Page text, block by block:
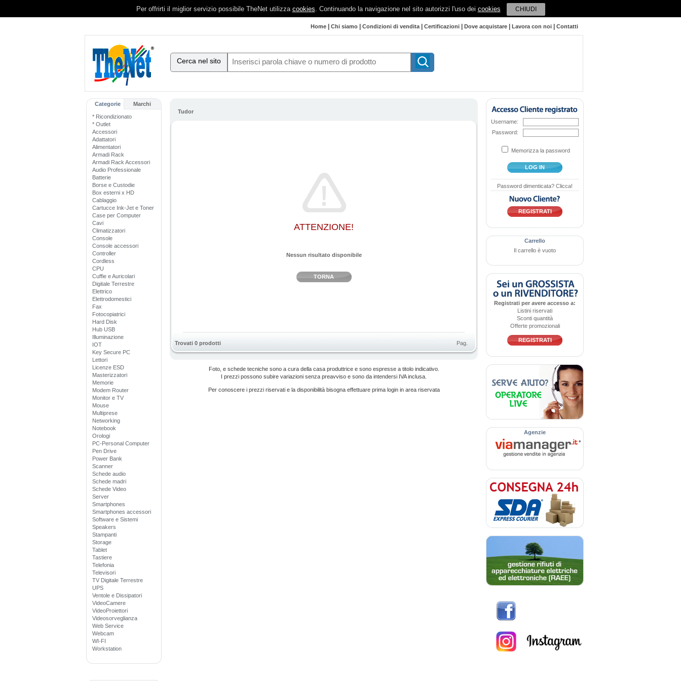
Per offrirti il miglior servizio possibile TheNet utilizza cookies. Continuando la navigazione nel sito autorizzi l'uso dei cookies CHIUDI
Home Chi siamo Condizioni di vendita| Certificazioni Dove acquistare Lavora con noi Contatti
Cerca nel sito
Categorie Marchi
* Ricondizionato
* Outlet
Accessori
Adattatori
Alimentatori
Armadi Rack
Armadi Rack Accessori
Audio Professionale
Batterie
Borse e Custodie
Box esterni x HD
Cablaggio
Cartucce Ink-Jet e Toner
Case per Computer
Cavi
Climatizzatori
Console
Console accessori
Controller
Cordless
CPU
Cuffie e Auricolari
Digitale Terrestre
Elettrico
Elettrodomestici
Fax
Fotocopiatrici
Hard Disk
Hub USB
Illuminazione
IOT
Key Secure PC
Lettori
Licenze ESD
Masterizzatori
Memorie
Modem Router
Monitor e TV
Mouse
Multiprese
Networking
Notebook
Orologi
PC-Personal Computer
Pen Drive
Power Bank
Scanner
Schede audio
Schede madri
Schede Video
Server
Smartphones
Smartphones accessori
Software e Sistemi
Speakers
Stampanti
Storage
Tablet
Tastiere
Telefonia
Televisori
TV Digitale Terrestre
UPS
Ventole e Dissipatori
VideoCamere
VideoProiettori
Videosorveglianza
Web Service
Webcam
WI-FI
Workstation
Tudor
ATTENZIONE!
Nessun risultato disponibile
TORNA
Trovati 0 prodotti Pag.
Foto, e schede tecniche sono a cura della casa produttrice e sono espresse a titolo indicativo.
I prezzi possono subire variazioni senza preavviso e sono da intendersi IVA inclusa.
Per conoscere i prezzi riservati e la disponibilità bisogna effettuare prima login in area riservata
Username:
Password:
Memorizza la password
LOG IN
Password dimenticata? Clicca!
REGISTRATI
Carrello
Il carrello è vuoto
Registrati per avere accesso a:
Listini riservati
Sconti quantità
Offerte promozionali
REGISTRATI
Agenzie